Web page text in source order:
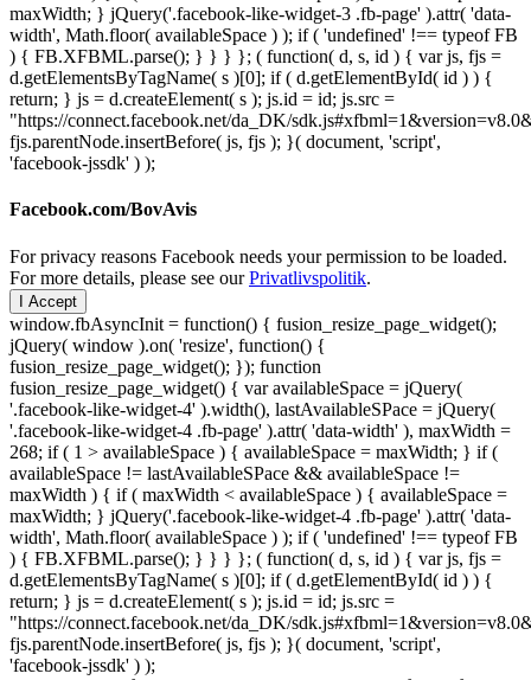
maxWidth; } jQuery('.facebook-like-widget-3 .fb-page' ).attr( 'data-
width', Math.floor( availableSpace ) ); if ( 'undefined' !== typeof FB
) { FB.XFBML.parse(); } } } }; ( function( d, s, id ) { var js, fjs =
d.getElementsByTagName( s )[0]; if ( d.getElementById( id ) ) {
return; } js = d.createElement( s ); js.id = id; js.src =
"https://connect.facebook.net/da_DK/
fjs.parentNode.insertBefore( js, fjs ); }( document, 'script',
'facebook-jssdk' ) );
Facebook.com/BovAvis
For privacy reasons Facebook needs your permission to be loaded.
For more details, please see ourPrivatlivspolitik.
I Accept
window.fbAsyncInit = function() { fusion_resize_page_widget();
jQuery( window ).on( 'resize', function() {
fusion_resize_page_widget(); }); function
fusion_resize_page_widget() { var availableSpace = jQuery(
'.facebook-like-widget-4' ).width(), lastAvailableSPace = jQuery(
'.facebook-like-widget-4 .fb-page' ).attr( 'data-width' ), maxWidth =
268; if ( 1 > availableSpace ) { availableSpace = maxWidth; } if (
availableSpace != lastAvailableSPace && availableSpace !=
maxWidth ) { if ( maxWidth < availableSpace ) { availableSpace =
maxWidth; } jQuery('.facebook-like-widget-4 .fb-page' ).attr( 'data-
width', Math.floor( availableSpace ) ); if ( 'undefined' !== typeof FB
) { FB.XFBML.parse(); } } } }; ( function( d, s, id ) { var js, fjs =
d.getElementsByTagName( s )[0]; if ( d.getElementById( id ) ) {
return; } js = d.createElement( s ); js.id = id; js.src =
"https://connect.facebook.net/da_DK/
fjs.parentNode.insertBefore( js, fjs ); }( document, 'script',
'facebook-jssdk' ) );